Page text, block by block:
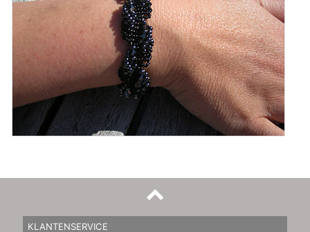
KLANTENSERVICE